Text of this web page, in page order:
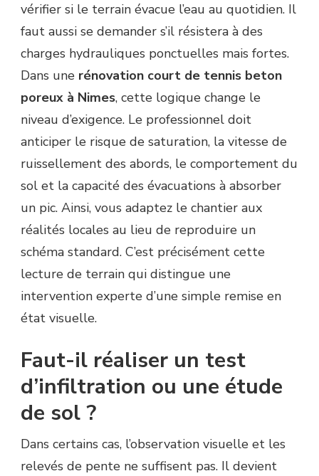
vérifier si le terrain évacue l’eau au quotidien. Il
faut aussi se demander s’il résistera à des
charges hydrauliques ponctuelles mais fortes.
Dans une rénovation court de tennis beton
poreux à Nimes, cette logique change le
niveau d’exigence. Le professionnel doit
anticiper le risque de saturation, la vitesse de
ruissellement des abords, le comportement du
sol et la capacité des évacuations à absorber
un pic. Ainsi, vous adaptez le chantier aux
réalités locales au lieu de reproduire un
schéma standard. C’est précisément cette
lecture de terrain qui distingue une
intervention experte d’une simple remise en
état visuelle.
Faut-il réaliser un test
d’infiltration ou une étude
de sol ?
Dans certains cas, l’observation visuelle et les
relevés de pente ne suffisent pas. Il devient